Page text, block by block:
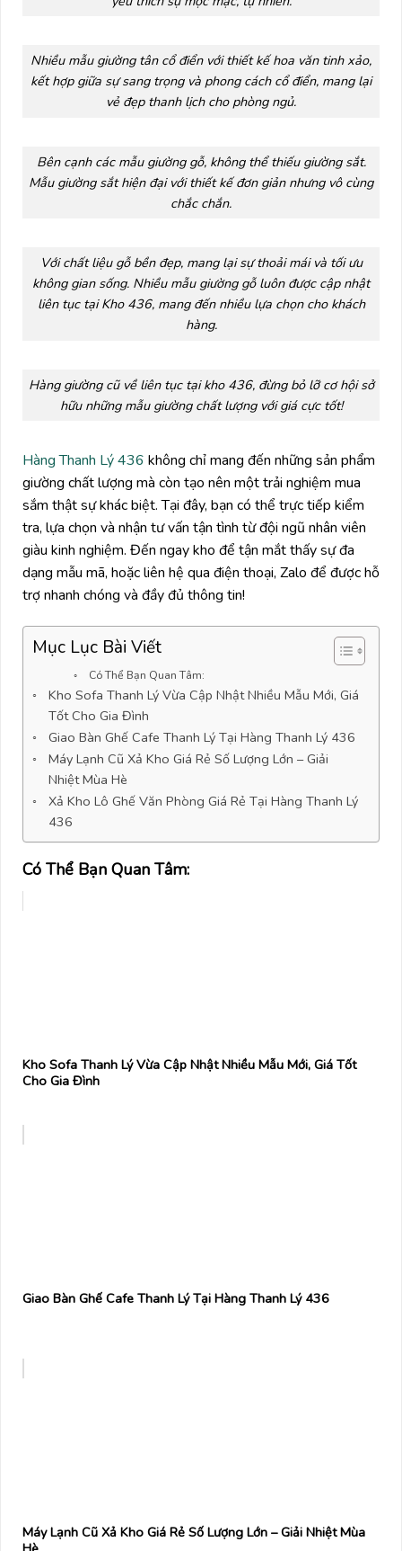
Nhiều mẫu giường tân cổ điển với thiết kế hoa văn tinh xảo,
kết hợp giữa sự sang trọng và phong cách cổ điển, mang lại
vẻ đẹp thanh lịch cho phòng ngủ.
Bên cạnh các mẫu giường gỗ, không thể thiếu giường sắt.
Mẫu giường sắt hiện đại với thiết kế đơn giản nhưng vô cùng
chắc chắn.
Với chất liệu gỗ bền đẹp, mang lại sự thoải mái và tối ưu
không gian sống. Nhiều mẫu giường gỗ luôn được cập nhật
liên tục tại Kho 436, mang đến nhiều lựa chọn cho khách
hàng.
Hàng giường cũ về liên tục tại kho 436, đừng bỏ lỡ cơ hội sở
hữu những mẫu giường chất lượng với giá cực tốt!
Hàng Thanh Lý 436 không chỉ mang đến những sản phẩm
giường chất lượng mà còn tạo nên một trải nghiệm mua
sắm thật sự khác biệt. Tại đây, bạn có thể trực tiếp kiểm
tra, lựa chọn và nhận tư vấn tận tình từ đội ngũ nhân viên
giàu kinh nghiệm. Đến ngay kho để tận mắt thấy sự đa
dạng mẫu mã, hoặc liên hệ qua điện thoại, Zalo để được hỗ
trợ nhanh chóng và đầy đủ thông tin!
Mục Lục Bài Viết
Có Thể Bạn Quan Tâm:
Kho Sofa Thanh Lý Vừa Cập Nhật Nhiều Mẫu Mới, Giá
Tốt Cho Gia Đình
Giao Bàn Ghế Cafe Thanh Lý Tại Hàng Thanh Lý 436
Máy Lạnh Cũ Xả Kho Giá Rẻ Số Lượng Lớn – Giải
Nhiệt Mùa Hè
Xả Kho Lô Ghế Văn Phòng Giá Rẻ Tại Hàng Thanh Lý
436
Có Thể Bạn Quan Tâm:
Kho Sofa Thanh Lý Vừa Cập Nhật Nhiều Mẫu Mới, Giá Tốt
Cho Gia Đình
Giao Bàn Ghế Cafe Thanh Lý Tại Hàng Thanh Lý 436
Máy Lạnh Cũ Xả Kho Giá Rẻ Số Lượng Lớn – Giải Nhiệt Mùa